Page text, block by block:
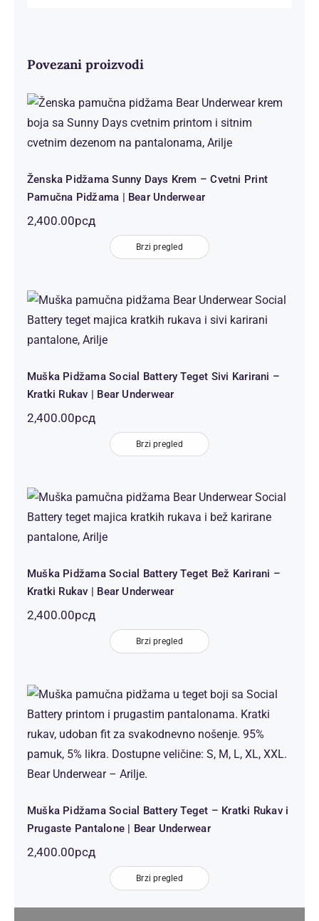
Povezani proizvodi
Ženska Pidžama Sunny Days Krem –
Cvetni Print Pamučna Pidžama |
Bear Underwear
Ženska Pidžama Sunny Days Krem – Cvetni Print
Pamučna Pidžama | Bear Underwear
2,400.00рсд
Brzi pregled
Muška Pidžama Social Battery Teget
Sivi Karirani – Kratki Rukav | Bear
Muška Pidžama Social Battery Teget Sivi Karirani –
Kratki Rukav | Bear Underwear
2,400.00рсд
Brzi pregled
Muška Pidžama Social Battery Teget
Bež Karirani – Kratki Rukav | Bear
Muška Pidžama Social Battery Teget Bež Karirani –
Kratki Rukav | Bear Underwear
2,400.00рсд
Brzi pregled
Muška Pidžama Social Battery Teget
– Kratki Rukav i Prugaste Pantalone
| Bear Underwear
Muška Pidžama Social Battery Teget – Kratki Rukav i
Prugaste Pantalone | Bear Underwear
2,400.00рсд
Brzi pregled